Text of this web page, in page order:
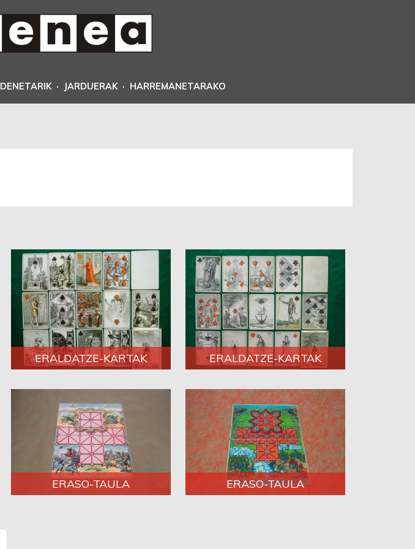
DENETARIK · JARDUERAK · HARREMANETARAKO
ERALDATZE-KARTAK ERALDATZE-KARTAK
ERASO-TAULA ERASO-TAULA